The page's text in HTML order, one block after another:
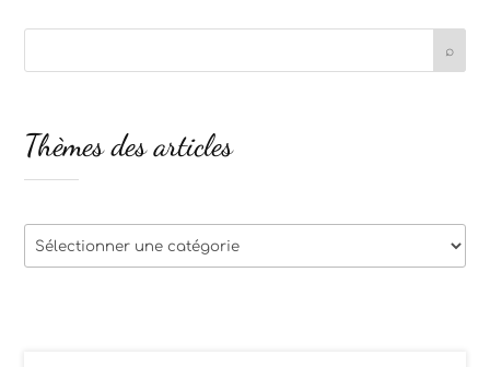
Thèmes des articles
Thèmes
des